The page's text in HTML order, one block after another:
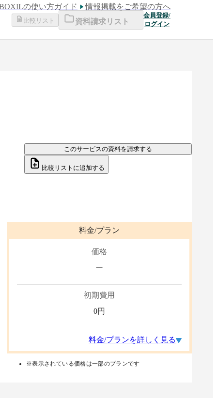
の使い方ガイド
情報掲載をご希望の方へ
比較リスト 資料請求リスト
会員登録/
ログイン
このサービスの資料を請求する
比較リストに追加する
料金/プラン
価格
ー
初期費用
0円
料金/プランを詳しく見る
※表示されている価格は一部のプランです